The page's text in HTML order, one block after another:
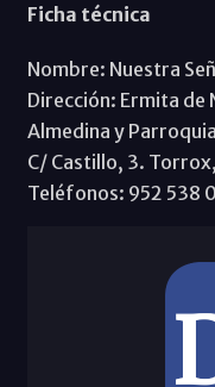
Ficha técnica
Nombre: Nuestra
Dirección: Ermita de
Almedina y
C/ Castillo, 3.
Teléfonos: 952 538